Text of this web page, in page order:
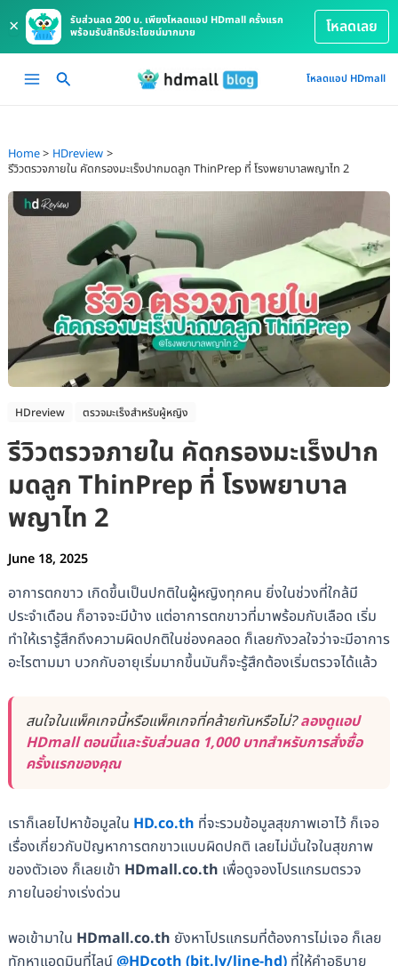
×
รับส่วนลด 200 บ. เพียงโหลดแอป HDmall ครั้งแรก
พร้อมรับสิทธิประโยชน์มากมาย
โหลดเลย
Main
โหลดแอป HDmall
Home
HDreview
รีวิวตรวจภายใน คัดกรองมะเร็งปากมดลูก ThinPrep ที่ โรงพยาบาลพญาไท 2
HDreview ตรวจมะเร็งสำหรับผู้หญิง
รีวิวตรวจภายใน คัดกรองมะเร็งปาก
มดลูก ThinPrep ที่ โรงพยาบาล
พญาไท 2
June 18, 2025
อาการตกขาว เกิดขึ้นเป็นปกติในผู้หญิงทุกคน ยิ่งในช่วงที่ใกล้มี
ประจำเดือน ก็อาจจะมีบ้าง แต่อาการตกขาวที่มาพร้อมกับเลือด เริ่ม
ทำให้เรารู้สึกถึงความผิดปกติในช่องคลอด ก็เลยกังวลใจว่าจะมีอาการ
อะไรตามมา บวกกับอายุเริ่มมากขึ้นมันก็จะรู้สึกต้องเริ่มตรวจได้แล้ว
สนใจในแพ็คเกจนี้หรือแพ็คเกจที่คล้ายกันหรือไม่?ลองดูแอป
HDmall ตอนนี้และรับส่วนลด 1,000 บาทสำหรับการสั่งซื้อ
ครั้งแรกของคุณ
เราก็เลยไปหาข้อมูลใน HD.co.th ที่จะรวมข้อมูลสุขภาพเอาไว้ ก็เจอ
เรื่องเกี่ยวกับปัญหาการตกขาวแบบผิดปกติ เลยไม่มั่นใจในสุขภาพ
ของตัวเอง ก็เลยเข้า HDmall.co.th เพื่อดูจองโปรแกรมตรวจ
ภายในอย่างเร่งด่วน
พอเข้ามาใน HDmall.co.th ยังหาโปรแกรมที่ต้องการไม่เจอ ก็เลย